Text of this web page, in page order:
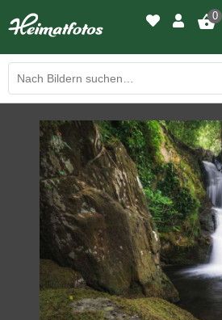
0
LED-
WIR DRUCKEN